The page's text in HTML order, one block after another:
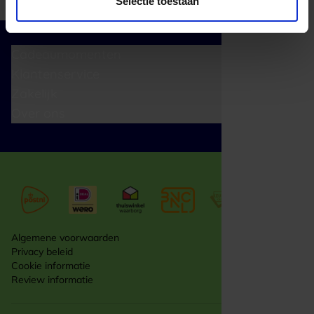
Algemene voorwaarden
Privacy beleid
Cookie informatie
Review informatie